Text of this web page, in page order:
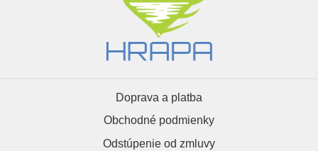
Doprava a platba
Obchodné podmienky
Odstúpenie od zmluvy